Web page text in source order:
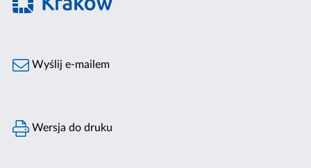
Wyślij e-mailem
Wersja do druku